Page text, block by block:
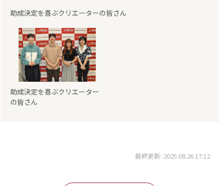
助成決定を喜ぶクリエーターの皆さん
助成決定を喜ぶクリエーター
の皆さん
最終更新: 2025.08.26 17:12